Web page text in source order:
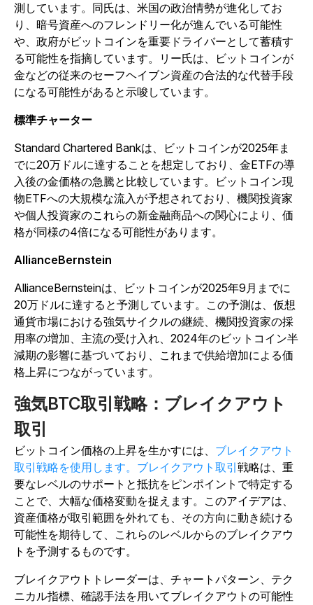
測しています。同氏は、米国の政治情勢が進化してお
り、暗号資産へのフレンドリー化が進んでいる可能性
や、政府がビットコインを重要ドライバーとして蓄積す
る可能性を指摘しています。リー氏は、ビットコインが
金などの従来のセーフヘイブン資産の合法的な代替手段
になる可能性があると示唆しています。
標準チャーター
Standard Chartered Bankは、ビットコインが2025年ま
でに20万ドルに達することを想定しており、金ETFの導
入後の金価格の急騰と比較しています。ビットコイン現
物ETFへの大規模な流入が予想されており、機関投資家
や個人投資家のこれらの新金融商品への関心により、価
格が同様の4倍になる可能性があります。
AllianceBernstein
AllianceBernsteinは、ビットコインが2025年9月までに
20万ドルに達すると予測しています。この予測は、仮想
通貨市場における強気サイクルの継続、機関投資家の採
用率の増加、主流の受け入れ、2024年のビットコイン半
減期の影響に基づいており、これまで供給増加による価
格上昇につながっています。
強気BTC取引戦略：ブレイクアウト
取引
ビットコイン価格の上昇を生かすには、 ブレイクアウト
取引戦略を使用します。ブレイクアウト取引戦略は、重
要なレベルのサポートと抵抗をピンポイントで特定する
ことで、大幅な価格変動を捉えます。このアイデアは、
資産価格が取引範囲を外れても、その方向に動き続ける
可能性を期待して、これらのレベルからのブレイクアウ
トを予測するものです。
ブレイクアウトトレーダーは、チャートパターン、テク
ニカル指標、確認手法を用いてブレイクアウトの可能性